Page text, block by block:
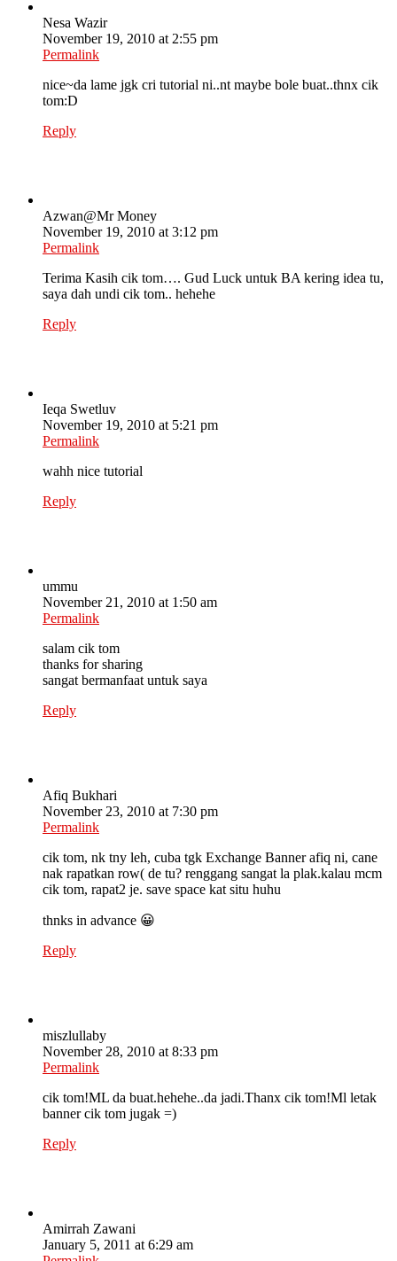
Nesa Wazir
November 19, 2010 at 2:55 pm
Permalink
nice~da lame jgk cri tutorial ni..nt maybe bole buat..thnx cik
tom:D
Reply
Azwan@Mr Money
November 19, 2010 at 3:12 pm
Permalink
Terima Kasih cik tom…. Gud Luck untuk BA kering idea tu,
saya dah undi cik tom.. hehehe
Reply
Ieqa Swetluv
November 19, 2010 at 5:21 pm
Permalink
wahh nice tutorial
Reply
ummu
November 21, 2010 at 1:50 am
Permalink
salam cik tom
thanks for sharing
sangat bermanfaat untuk saya
Reply
Afiq Bukhari
November 23, 2010 at 7:30 pm
Permalink
cik tom, nk tny leh, cuba tgk Exchange Banner afiq ni, cane
nak rapatkan row( de tu? renggang sangat la plak.kalau mcm
cik tom, rapat2 je. save space kat situ huhu
thnks in advance 😀
Reply
miszlullaby
November 28, 2010 at 8:33 pm
Permalink
cik tom!ML da buat.hehehe..da jadi.Thanx cik tom!Ml letak
banner cik tom jugak =)
Reply
Amirrah Zawani
January 5, 2011 at 6:29 am